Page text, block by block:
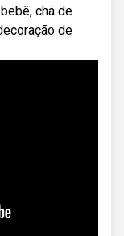
chá de
de